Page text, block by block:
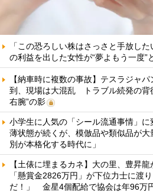
「この恐ろしい株はさっさと手放し
の利益を出した女性が“夢よもう一度”
【納車時に複数の事故】テスラジャ
到、現場は大混乱 トラブル続発の背
右腕”の影
小学生に人気の「シール流通事情」
薄状態が続くが、模倣品や類似品が
別が本格化する時代に」
【土俵に埋まるカネ】大の里、豊昇
「懸賞金2826万円」が下位力士に渡
だ！」 金星4個配給で協会は年96万